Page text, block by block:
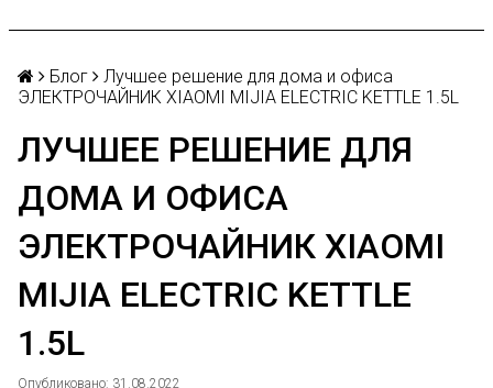
Блог
Лучшее решение для дома и офиса
ЭЛЕКТРОЧАЙНИК XIAOMI MIJIA ELECTRIC KETTLE 1.5L
ЛУЧШЕЕ РЕШЕНИЕ ДЛЯ
ДОМА И ОФИСА
ЭЛЕКТРОЧАЙНИК XIAOMI
MIJIA ELECTRIC KETTLE
1.5L
Опубликовано: 31.08.2022